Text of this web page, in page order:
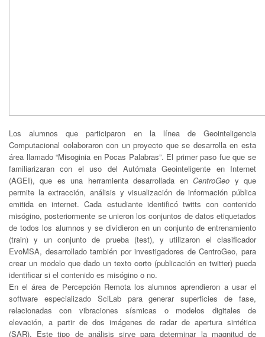
Los alumnos que participaron en la línea de Geointeligencia
Computacional colaboraron con un proyecto que se desarrolla en esta
área llamado “Misoginia en Pocas Palabras”. El primer paso fue que se
familiarizaran con el uso del Autómata Geointeligente en Internet
(AGEI), que es una herramienta desarrollada enCentroGeo y que
permite la extracción, análisis y visualización de información pública
emitida en internet. Cada estudiante identificó twitts con contenido
misógino, posteriormente se unieron los conjuntos de datos etiquetados
de todos los alumnos y se dividieron en un conjunto de entrenamiento
(train) y un conjunto de prueba (test), y utilizaron el clasificador
EvoMSA, desarrollado también por investigadores de CentroGeo, para
crear un modelo que dado un texto corto (publicación en twitter) pueda
identificar si el contenido es misógino o no.
En el área de Percepción Remota los alumnos aprendieron a usar el
software especializado SciLab para generar superficies de fase,
relacionadas con vibraciones sísmicas o modelos digitales de
elevación, a partir de dos imágenes de radar de apertura sintética
(SAR). Este tipo de análisis sirve para determinar la magnitud de